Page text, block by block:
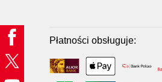
Płatności obsługuje: